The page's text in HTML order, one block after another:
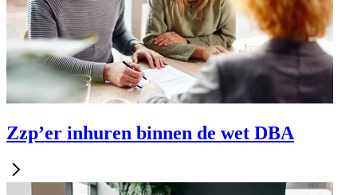
Zzp’er inhuren binnen de wet DBA